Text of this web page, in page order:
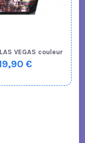
VEGAS couleur
€